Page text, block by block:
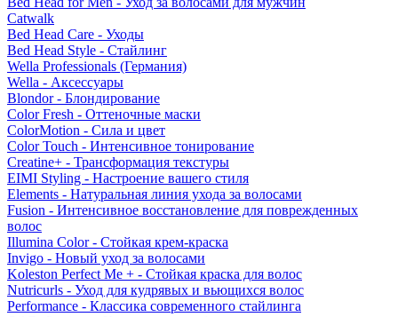
Catwalk
Bed Head Care - Уходы
Bed Head Style - Стайлинг
Wella Professionals (Германия)
Wella - Аксессуары
Blondor - Блондирование
Color Fresh - Оттеночные маски
ColorMotion - Сила и цвет
Color Touch - Интенсивное тонирование
Creatine+ - Трансформация текстуры
EIMI Styling - Настроение вашего стиля
Elements - Натуральная линия ухода за волосами
Fusion - Интенсивное восстановление для поврежденных
волос
Illumina Color - Стойкая крем-краска
Invigo - Новый уход за волосами
Koleston Perfect Me + - Стойкая краска для волос
Nutricurls - Уход для кудрявых и вьющихся волос
Performance - Классика современного стайлинга